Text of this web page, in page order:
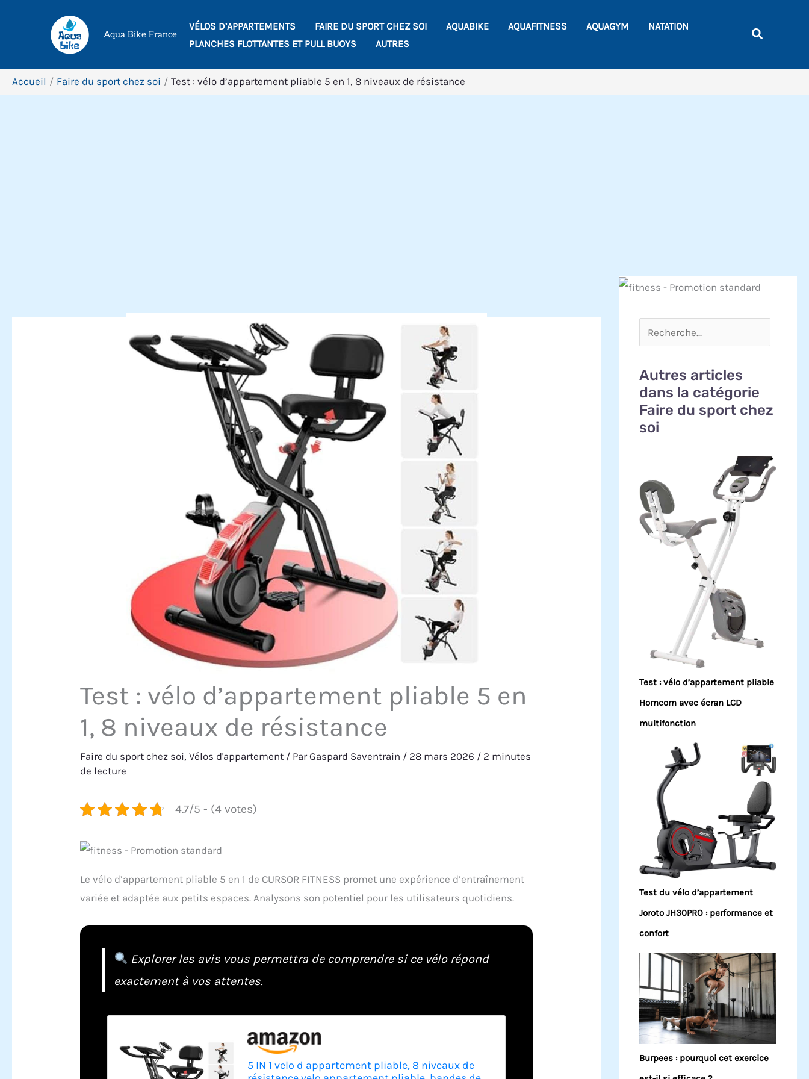
Aqua Bike France
VÉLOS D’APPARTEMENTS FAIRE DU SPORT CHEZ SOI AQUABIKE AQUAFITNESS AQUAGYM
NATATION
PLANCHES FLOTTANTES ET PULL BUOYS
AUTRES
Accueil Faire du sport chez soi Test : vélo d’appartement pliable 5 en 1, 8 niveaux de résistance
Test : vélo d’appartement pliable 5 en
1, 8 niveaux de résistance
Faire du sport chez soi,Vélos d'appartement / ParGaspard Saventrain / 28 mars 2026 / 2 minutes
de lecture
4.7/5 - (4 votes)
Le vélo d’appartement pliable 5 en 1 de CURSOR FITNESS promet une expérience d’entraînement
variée et adaptée aux petits espaces. Analysons son potentiel pour les utilisateurs quotidiens.
Explorer les avis vous permettra de comprendre si ce vélo répond
exactement à vos attentes.
5 IN 1 velo d appartement pliable, 8 niveaux de
Autres articles
dans la catégorie
Faire du sport chez
soi
Test : vélo d’appartement pliable
Homcom avec écran LCD
multifonction
Test du vélo d’appartement
Joroto JH30PRO : performance et
confort
Burpees : pourquoi cet exercice